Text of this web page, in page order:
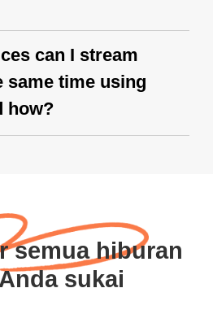
can I stream
same time using
how?
semua hiburan
sukai